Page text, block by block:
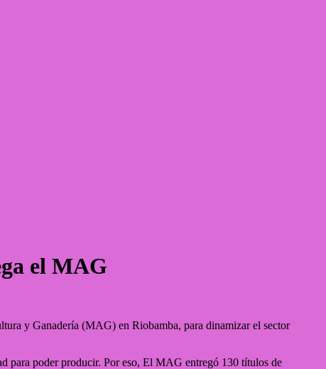
el MAG
y Ganadería (MAG) en Riobamba, para dinamizar el sector
para poder producir. Por eso, El MAG entregó 130 títulos de